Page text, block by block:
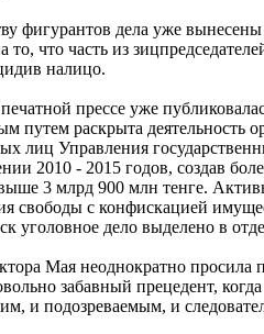
фигурантов дела уже
то, что часть из
налицо.
прессе уже
путем раскрыта деятельность
лиц Управления
2010 - 2015 годов, создав
3 млрд 900 млн тенге.
свободы с конфискацией
уголовное дело выделено в
Мая неоднократно просила
забавный прецедент,
и подозреваемым, и